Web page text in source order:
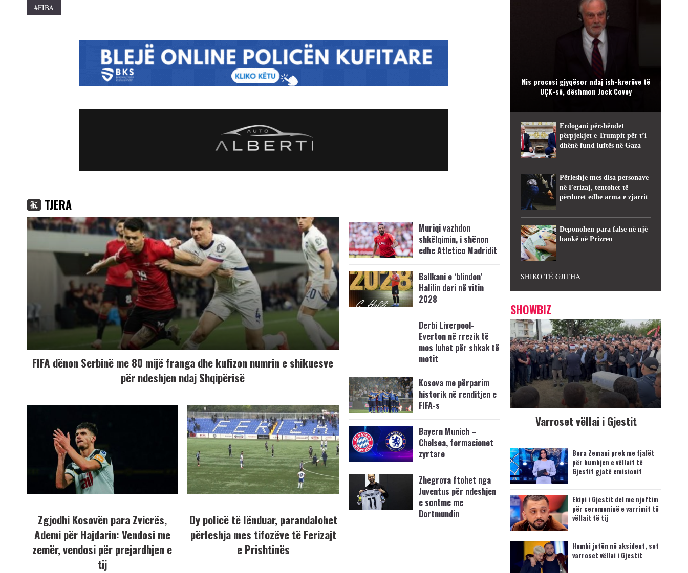
#FIBA
TJERA
FIFA dënon Serbinë me 80 mijë franga dhe kufizon numrin e shikuesve
për ndeshjen ndaj Shqipërisë
Zgjodhi Kosovën para Zvicrës,
Ademi për Hajdarin: Vendosi me
zemër, vendosi për prejardhjen e
tij
Dy policë të lënduar, parandalohet
përleshja mes tifozëve të Ferizajt
e Prishtinës
Muriqi vazhdon
shkëlqimin, i shënon
edhe Atletico Madridit
Ballkani e ‘blindon’
Halilin deri në vitin
2028
Derbi Liverpool-
Everton në rrezik të
mos luhet për shkak të
motit
Kosova me përparim
historik në renditjen e
FIFA-s
Bayern Munich –
Chelsea, formacionet
zyrtare
Zhegrova ftohet nga
Juventus për ndeshjen
e sontme me
Dortmundin
Nis procesi gjyqësor ndaj ish-krerëve të
UÇK-së, dëshmon Jock Covey
Erdogani përshëndet
përpjekjet e Trumpit për t’i
dhënë fund luftës në Gaza
Përleshje mes disa personave
në Ferizaj, tentohet të
përdoret edhe arma e zjarrit
Deponohen para false në një
bankë në Prizren
SHIKO TË GJITHA
SHOWBIZ
Varroset vëllai i Gjestit
Bora Zemani prek me fjalët
për humbjen e vëllait të
Gjestit gjatë emisionit
Ekipi i Gjestit del me njoftim
për ceremoninë e varrimit të
vëllait të tij
Humbi jetën në aksident, sot
varroset vëllai i Gjestit